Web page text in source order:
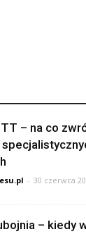
– na co
- 30 czerwca
– kiedy